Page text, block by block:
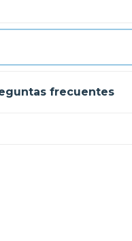
frecuentes